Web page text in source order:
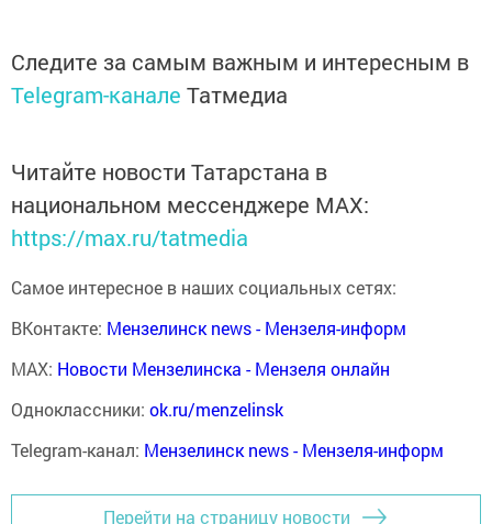
Следите за самым важным и интересным в
Telegram-канале Татмедиа
Читайте новости Татарстана в
национальном мессенджере MАХ:
https://max.ru/tatmedia
Самое интересное в наших социальных сетях:
ВКонтакте: Мензелинск news - Мензеля-информ
MAX: Новости Мензелинска - Мензеля онлайн
Одноклассники: ok.ru/menzelinsk
Telegram-канал: Мензелинск news - Мензеля-информ
Перейти на страницу новости